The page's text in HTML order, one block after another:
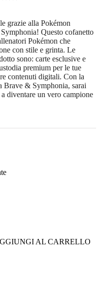
grazie alla Pokémon
Questo cofanetto
Pokémon che
con stile e grinta. Le
sono: carte esclusive e
premium per le tue
contenuti digitali. Con la
Brave & Symphonia, sarai
diventare un vero campione
AL CARRELLO